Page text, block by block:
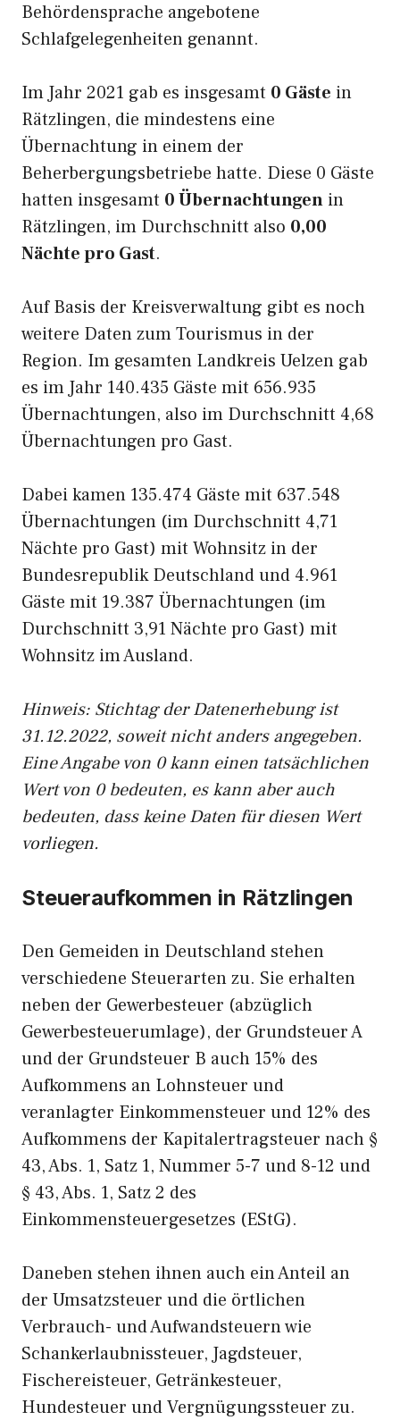
Behördensprache angebotene
Schlafgelegenheiten genannt.
Im Jahr 2021 gab es insgesamt 0 Gäste in
Rätzlingen, die mindestens eine
Übernachtung in einem der
Beherbergungsbetriebe hatte. Diese 0 Gäste
hatten insgesamt 0 Übernachtungen in
Rätzlingen, im Durchschnitt also 0,00
Nächte pro Gast.
Auf Basis der Kreisverwaltung gibt es noch
weitere Daten zum Tourismus in der
Region. Im gesamten Landkreis Uelzen gab
es im Jahr 140.435 Gäste mit 656.935
Übernachtungen, also im Durchschnitt 4,68
Übernachtungen pro Gast.
Dabei kamen 135.474 Gäste mit 637.548
Übernachtungen (im Durchschnitt 4,71
Nächte pro Gast) mit Wohnsitz in der
Bundesrepublik Deutschland und 4.961
Gäste mit 19.387 Übernachtungen (im
Durchschnitt 3,91 Nächte pro Gast) mit
Wohnsitz im Ausland.
Hinweis: Stichtag der Datenerhebung ist
31.12.2022, soweit nicht anders angegeben.
Eine Angabe von 0 kann einen tatsächlichen
Wert von 0 bedeuten, es kann aber auch
bedeuten, dass keine Daten für diesen Wert
vorliegen.
Steueraufkommen in Rätzlingen
Den Gemeiden in Deutschland stehen
verschiedene Steuerarten zu. Sie erhalten
neben der Gewerbesteuer (abzüglich
Gewerbesteuerumlage), der Grundsteuer A
und der Grundsteuer B auch 15% des
Aufkommens an Lohnsteuer und
veranlagter Einkommensteuer und 12% des
Aufkommens der Kapitalertragsteuer nach §
43, Abs. 1, Satz 1, Nummer 5-7 und 8-12 und
§ 43, Abs. 1, Satz 2 des
Einkommensteuergesetzes (EStG).
Daneben stehen ihnen auch ein Anteil an
der Umsatzsteuer und die örtlichen
Verbrauch- und Aufwandsteuern wie
Schankerlaubnissteuer, Jagdsteuer,
Fischereisteuer, Getränkesteuer,
Hundesteuer und Vergnügungssteuer zu.